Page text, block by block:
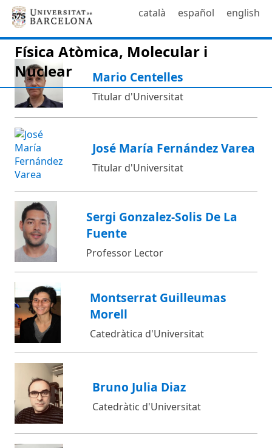
català español english
Física Atòmica, Molecular i
Nuclear
Mario Centelles
Titular d'Universitat
José María Fernández Varea
Titular d'Universitat
Sergi Gonzalez-Solis De La
Fuente
Professor Lector
Montserrat Guilleumas
Morell
Catedràtica d'Universitat
Bruno Julia Diaz
Catedràtic d'Universitat